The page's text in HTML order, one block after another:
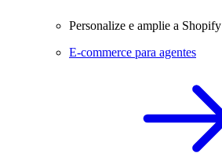
Personalize e amplie a Shopify
E-commerce para agentes